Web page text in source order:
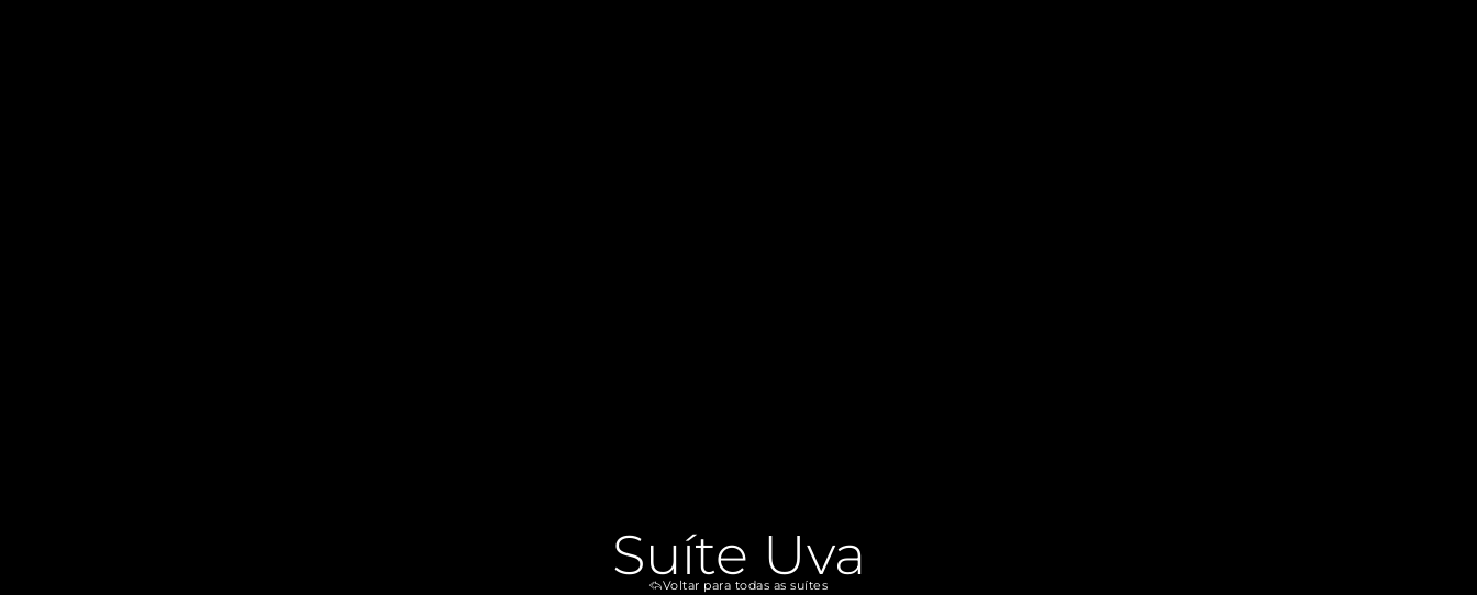
Suíte Uva
Voltar para todas as suítes